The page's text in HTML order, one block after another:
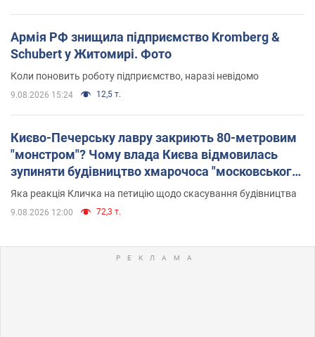
Армія РФ знищила підприємство Kromberg &
Schubert у Житомирі. Фото
Коли поновить роботу підприємство, наразі невідомо
9.08.2026 15:24 12,5 т.
Києво-Печерську лавру закриють 80-метровим
"монстром"? Чому влада Києва відмовилась
зупиняти будівництво хмарочоса "московського
вірянина"
Яка реакція Кличка на петицію щодо скасування будівництва
9.08.2026 12:00 72,3 т.